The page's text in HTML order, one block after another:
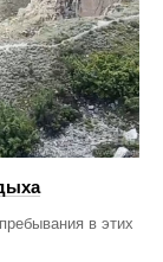
в этих